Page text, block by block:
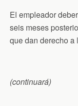
El empleador
seis meses
que dan derecho a
(continuará)